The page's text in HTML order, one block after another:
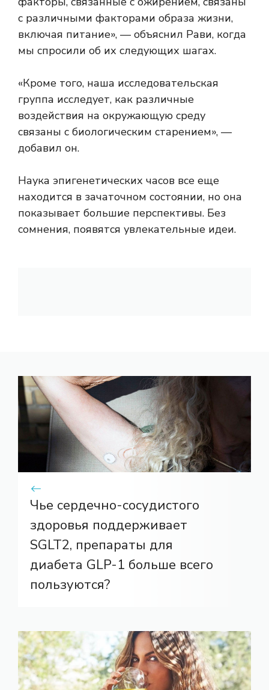
с различными факторами образа жизни,
включая питание», — объяснил Рави, когда
мы спросили об их следующих шагах.
«Кроме того, наша исследовательская
группа исследует, как различные
воздействия на окружающую среду
связаны с биологическим старением», —
добавил он.
Наука эпигенетических часов все еще
находится в зачаточном состоянии, но она
показывает большие перспективы. Без
сомнения, появятся увлекательные идеи.
Чье сердечно-сосудистого
здоровья поддерживает
SGLT2, препараты для
диабета GLP-1 больше всего
пользуются?